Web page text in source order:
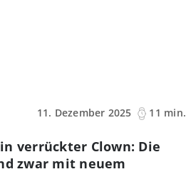
11. Dezember 2025 11 min.
verrückter Clown: Die
zwar mit neuem